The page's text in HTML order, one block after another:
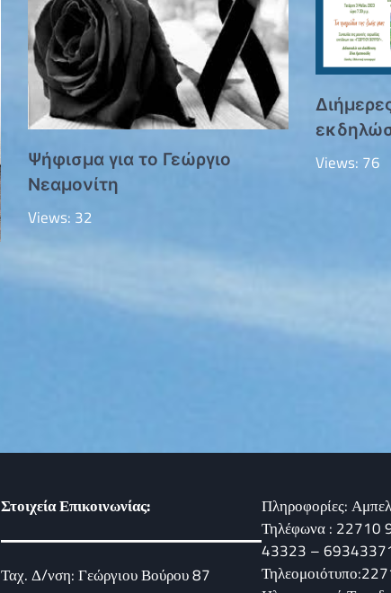
Ψήφισμα για το Γεώργιο
Νεαμονίτη
Views: 32
Views: 76
Στοιχεία Επικοινωνίας:
Ταχ. Δ/νση: Γεώργιου Βούρου 87
Πληροφορίες:
Τηλέφωνα :
43323 –